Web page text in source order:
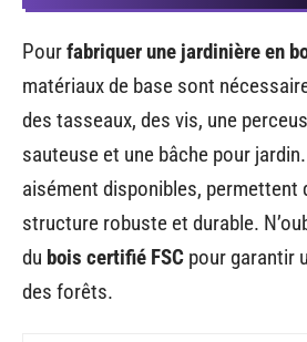
Pourfabriquer une jardinière en
matériaux de base sont
des tasseaux, des vis, une
sauteuse et une bâche pour
aisément disponibles, permettent
structure robuste et durable.
du bois certifié FSC pour garantir
des forêts.